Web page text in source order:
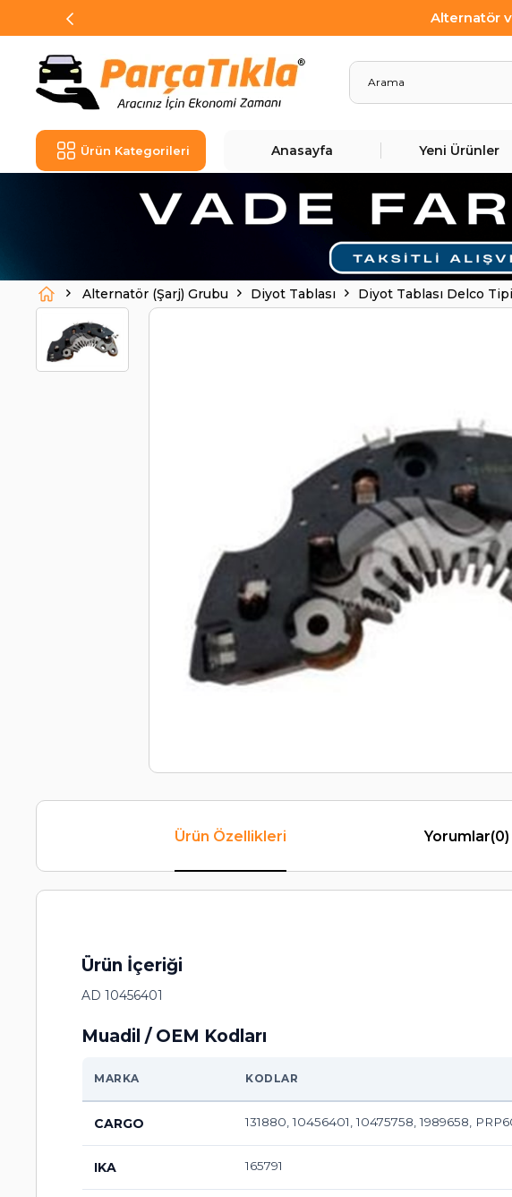
Alternatör
Ürün Kategorileri Anasayfa Yeni Ürünler
Alternatör (Şarj) Grubu Diyot Tablası Diyot Tablası Delco
Ürün Özellikleri Yorumlar(0)
Ürün İçeriği
AD 10456401
Muadil / OEM Kodları
MARKA KODLAR
CARGO 131880, 10456401, 10475758, 1989658,
IKA 165791